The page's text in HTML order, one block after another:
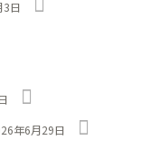
3日
年6月29日